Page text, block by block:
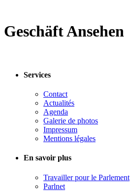
Geschäft Ansehen
Services
Contact
Actualités
Agenda
Galerie de photos
Impressum
Mentions légales
En savoir plus
Travailler pour le Parlement
Parlnet